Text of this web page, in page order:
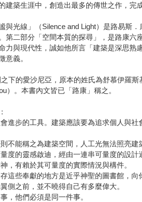
建築生涯中，創造出最多的傳世之作，完
與光線」（Silence and Light）是路易斯
第二部分「空間本質的探尋」，是路康
力與現代性，誠如他所言「建築是深思熟
意義。
下的愛沙尼亞，原本的姓氏為舒慕伊羅
）。本書內文皆已「路康」稱之。
進步的工具。建築應該要為追求個人與
不能稱之為建築空間，人工光無法照亮
度的靈感啟迪，經由一連串可量度的設計
，有賴於其可量度的實際情況與構件。
這些奉獻的地方是近乎神聖的圖書館，向
側之前，並不曉得自己有多麼偉大。
，他們必須是同一件事。